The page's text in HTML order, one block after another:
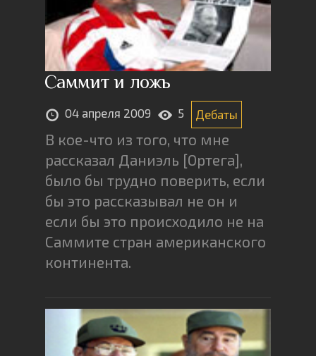
Саммит и ложь
04 апреля 2009 5 Дебаты
В кое-что из того, что мне
рассказал Даниэль [Ортега],
было бы трудно поверить, если
бы это рассказывал не он и
если бы это происходило не на
Саммите стран американского
континента.